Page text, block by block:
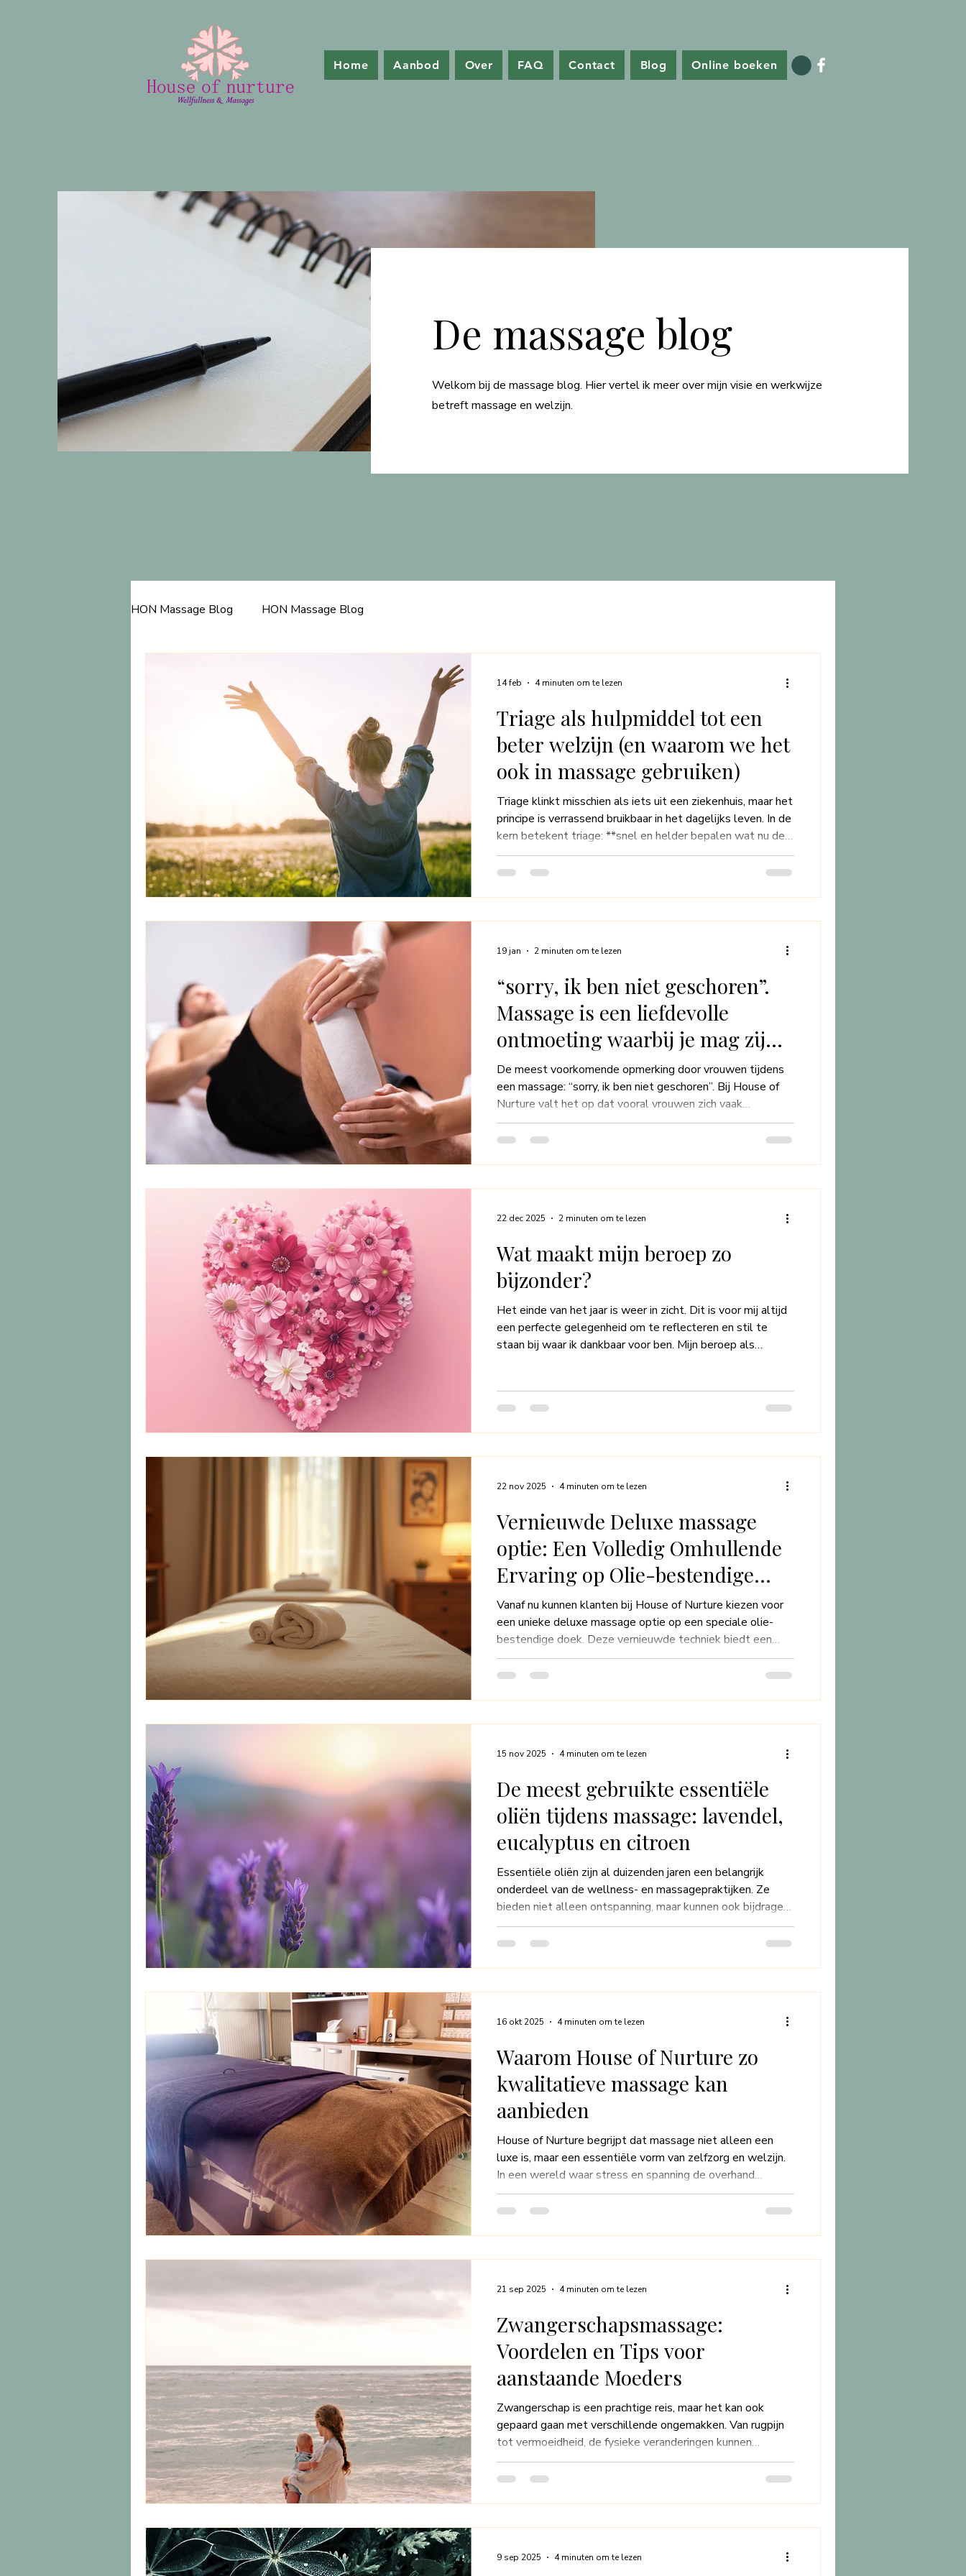
Home Aanbod Over FAQ Contact Blog Online boeken
De massage blog
Welkom bij de massage blog. Hier vertel ik meer over mijn visie en werkwijze
betreft massage en welzijn.
HON Massage Blog HON Massage Blog
Triage als hulpmiddel tot een
beter welzijn (en waarom we het
ook in massage gebruiken)
Triage klinkt misschien als iets uit een ziekenhuis, maar het
principe is verrassend bruikbaar in het dagelijks leven. In de
kern betekent triage: **snel en helder bepalen wat nu de
meeste aandacht nodig heeft**—en wat even kan
wachten. Niet vanuit paniek, maar vanuit zorg: voor je
massage triage gebruiken om jouw vraag en beleving beter
14 feb 4 minuten om te lezen
“sorry, ik ben niet geschoren”.
Massage is een liefdevolle
ontmoeting waarbij je mag zijn
wie je bent.
De meest voorkomende opmerking door vrouwen tijdens
een massage: “sorry, ik ben niet geschoren”. Bij House of
Nurture valt het op dat vooral vrouwen zich vaak
verontschuldigen tijdens een massage met de woorden:
“Sorry, ik ben niet geschoren.” Het lijkt bijna alsof er een
verschil laat zien hoe diep het idee zit dat scheren voor
19 jan 2 minuten om te lezen
Wat maakt mijn beroep zo
bijzonder?
Het einde van het jaar is weer in zicht. Dit is voor mij altijd
een perfecte gelegenheid om te reflecteren en stil te
staan bij waar ik dankbaar voor ben. Mijn beroep als
je open en vertrouw je je lichaam toe aan mijn handen. Je
lichaam, waar je maar één van hebt, is het instrument
waarmee je je beweegt in deze wereld, werkt, liefhebt,
22 dec 2025 2 minuten om te lezen
Vernieuwde Deluxe massage
optie: Een Volledig Omhullende
Ervaring op Olie-bestendige
Doek
Vanaf nu kunnen klanten bij House of Nurture kiezen voor
een unieke deluxe massage optie op een speciale olie-
bestendige doek. Deze vernieuwde techniek biedt een
ongekende ervaring die niet alleen ontspanning, maar ook
verbinding met het eigen lichaam bevordert. Door de
zorgt voor een vloeiende, diepe en volledig omhullende
22 nov 2025 4 minuten om te lezen
De meest gebruikte essentiële
oliën tijdens massage: lavendel,
eucalyptus en citroen
Essentiële oliën zijn al duizenden jaren een belangrijk
onderdeel van de wellness- en massagepraktijken. Ze
bieden niet alleen ontspanning, maar kunnen ook bijdragen
aan de algehele gezondheid en het welzijn. In deze
blogpost onderzoeken we de populairste essentiële oliën
het meest naar vragen, welke werking deze oliën hebben,
15 nov 2025 4 minuten om te lezen
Waarom House of Nurture zo
kwalitatieve massage kan
aanbieden
House of Nurture begrijpt dat massage niet alleen een
luxe is, maar een essentiële vorm van zelfzorg en welzijn.
In een wereld waar stress en spanning de overhand
hebben, is het belangrijk om een plek te vinden waar je
kunt ontspannen en herstellen. House of Nurture is dé
persoonlijke benadering van massage. In dit blogartikel
16 okt 2025 4 minuten om te lezen
Zwangerschapsmassage:
Voordelen en Tips voor
aanstaande Moeders
Zwangerschap is een prachtige reis, maar het kan ook
gepaard gaan met verschillende ongemakken. Van rugpijn
tot vermoeidheid, de fysieke veranderingen kunnen
uitdagend zijn. Gelukkig kan zwangerschapsmassage een
effectieve oplossing zijn. Deze speciale vorm van massage
verkennen we wat zwangerschapsmassage inhoudt, de
21 sep 2025 4 minuten om te lezen
9 sep 2025 4 minuten om te lezen